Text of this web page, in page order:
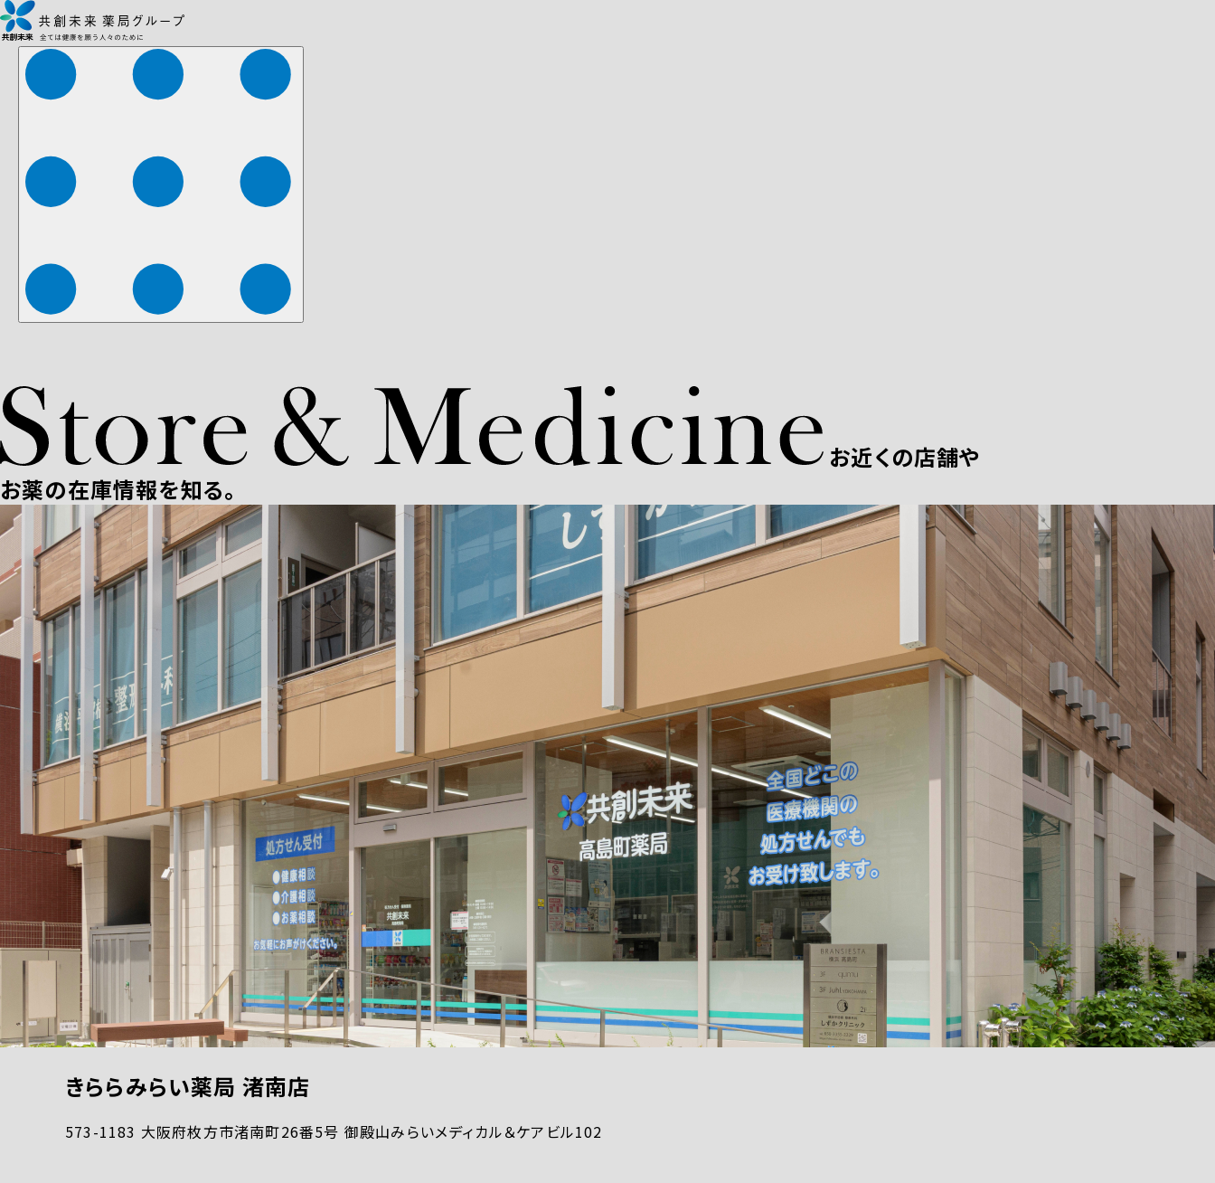
株式会社ファーマみらい 株式会社ストレチア
お近くの店舗や
お薬の在庫情報を知る。
きららみらい薬局 渚南店
573-1183 大阪府枚方市渚南町26番5号 御殿山みらいメディカル＆ケアビル102